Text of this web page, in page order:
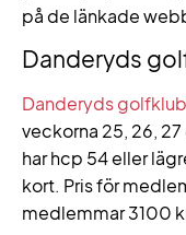
på de länkade
Danderyds
Danderyds
veckorna 25, 26,
har hcp 54 eller
kort. Pris för
medlemmar 3100